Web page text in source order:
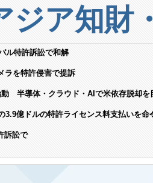
ジア知財
ル特許訴訟で和解
ラを特許侵害で提訴
動 半導体・クラウド・AIで米依存脱却を
3.9億ドルの特許ライセンス料支払いを命
訴訟で